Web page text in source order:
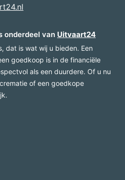
onderdeel van Uitvaart24
dat is wat wij u bieden. Een
goedkoop is in de financiële
als een duurdere. Of u nu
of een goedkope